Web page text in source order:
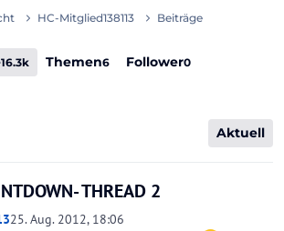
HC-Mitglied138113 Beiträge
16.3k Themen6 Follower0
Aktuell
THREAD 2
25. Aug. 2012, 18:06